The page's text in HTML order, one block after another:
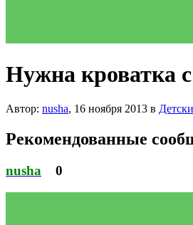
Нужна кроватка
Автор: nusha, 16 ноября 2013 в
Рекомендованные
nusha 0